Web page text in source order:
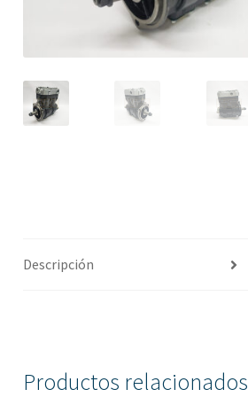
Descripción
Productos relacionados